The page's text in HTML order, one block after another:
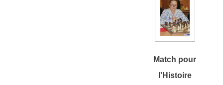
Match pour
l'Histoire